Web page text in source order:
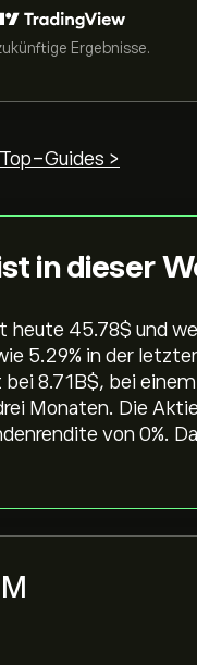
Ergebnisse.
Top-Guides >
in dieser
45.78‎$‎ und
‎5.29‎% in der
8.71B‎$‎, bei
Monaten. Die
von 0%.